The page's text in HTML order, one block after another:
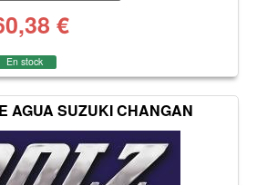
€
En stock
AGUA SUZUKI CHANGAN